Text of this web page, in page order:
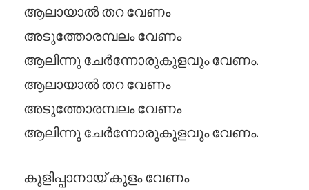
ആലായാൽ തറ വേണം
അടുത്തോരമ്പലം വേണം
ആലിന്നു ചേർന്നോരുകുളവും വേണം.
ആലായാൽ തറ വേണം
അടുത്തോരമ്പലം വേണം
ആലിന്നു ചേർന്നോരുകുളവും വേണം.
കുളിപ്പാനായ്‌ കുളം വേണം